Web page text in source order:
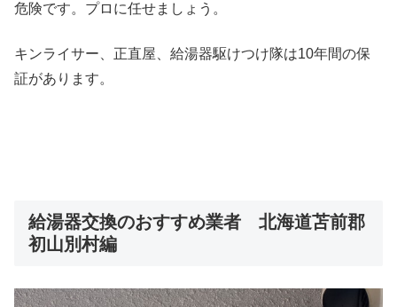
危険です。プロに任せましょう。
キンライサー、正直屋、給湯器駆けつけ隊は10年間の保
証があります。
給湯器交換のおすすめ業者 北海道苫前郡
初山別村編